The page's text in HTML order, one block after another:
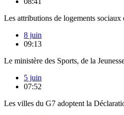
Les attributions de logements sociaux
8 juin
09:13
Le ministère des Sports, de la
5 juin
07:52
Les villes du G7 adoptent la